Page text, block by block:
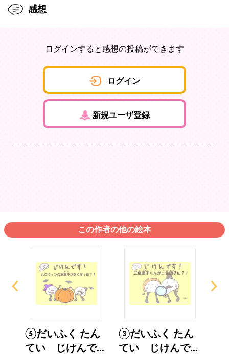
感想
ログインすると感想の投稿ができます
ログイン
新規ユーザ登録
この作者の他の絵本
⑤だいふく たん
てい じけんで...
③だいふく たん
てい じけんで...